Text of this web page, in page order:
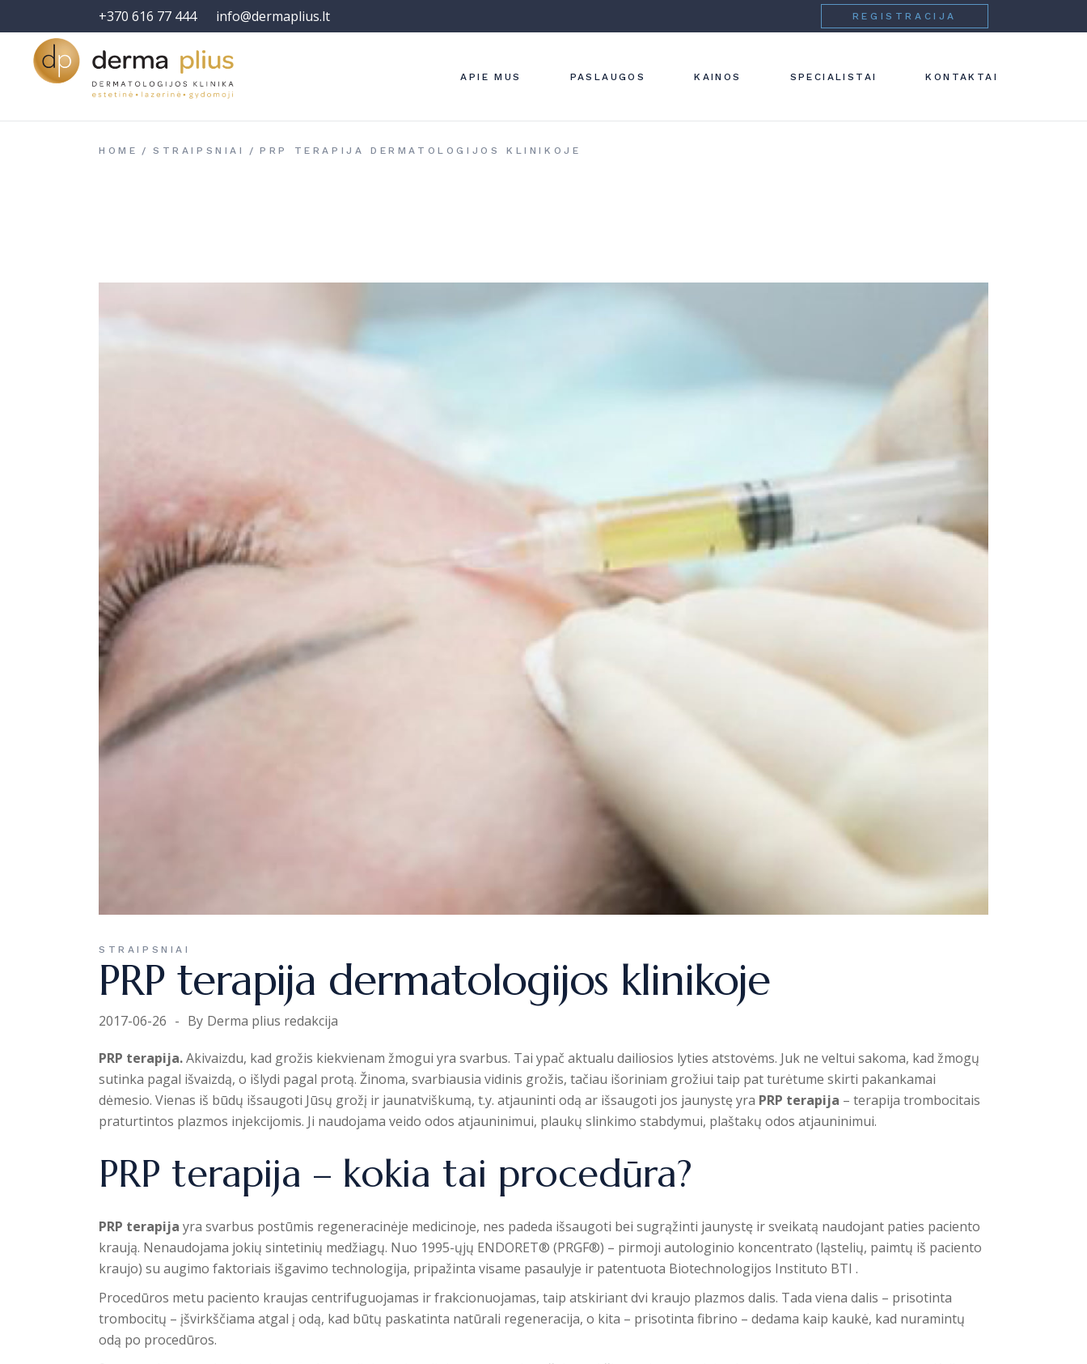
+370 616 77 444 info@dermaplius.lt REGISTRACIJA
APIE MUS
ĮMONĖS VERTYBĖS
PASLAUGOS
ODOS LIGŲ
APARATINĖ
KAINOS SPECIALISTAI KONTAKTAI
STRAIPSNIAI
ESTETINĖ
LAZERINĖ
HOME STRAIPSNIAI PRP TERAPIJA DERMATOLOGIJOS KLINIKOJE
STRAIPSNIAI
PRP terapija dermatologijos klinikoje
2017-06-26 By Derma plius redakcija
PRP terapija.Akivaizdu, kad grožis kiekvienam žmogui yra svarbus. Tai ypač aktualu dailiosios lyties atstovėms. Juk ne veltui sakoma, kad žmogų
sutinka pagal išvaizdą, o išlydi pagal protą. Žinoma, svarbiausia vidinis grožis, tačiau išoriniam grožiui taip pat turėtume skirti pakankamai
dėmesio. Vienas iš būdų išsaugoti Jūsų grožį ir jaunatviškumą, t.y. atjauninti odą ar išsaugoti jos jaunystę yra PRP terapija – terapija trombocitais
praturtintos plazmos injekcijomis. Ji naudojama veido odos atjauninimui, plaukų slinkimo stabdymui, plaštakų odos atjauninimui.
PRP terapija – kokia tai procedūra?
PRP terapija yra svarbus postūmis regeneracinėje medicinoje, nes padeda išsaugoti bei sugrąžinti jaunystę ir sveikatą naudojant paties paciento
kraują. Nenaudojama jokių sintetinių medžiagų. Nuo 1995-ųjų ENDORET® (PRGF®) – pirmoji autologinio koncentrato (ląstelių, paimtų iš paciento
kraujo) su augimo faktoriais išgavimo technologija, pripažinta visame pasaulyje ir patentuota Biotechnologijos Instituto BTI .
Procedūros metu paciento kraujas centrifuguojamas ir frakcionuojamas, taip atskiriant dvi kraujo plazmos dalis. Tada viena dalis – prisotinta
trombocitų – įšvirkščiama atgal į odą, kad būtų paskatinta natūrali regeneracija, o kita – prisotinta fibrino – dedama kaip kaukė, kad nuramintų
odą po procedūros.